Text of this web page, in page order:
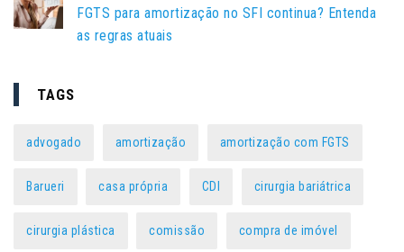
FGTS para amortização no SFI continua? Entenda
as regras atuais
TAGS
advogado amortização amortização com FGTS
Barueri casa própria CDI cirurgia bariátrica
cirurgia plástica comissão compra de imóvel